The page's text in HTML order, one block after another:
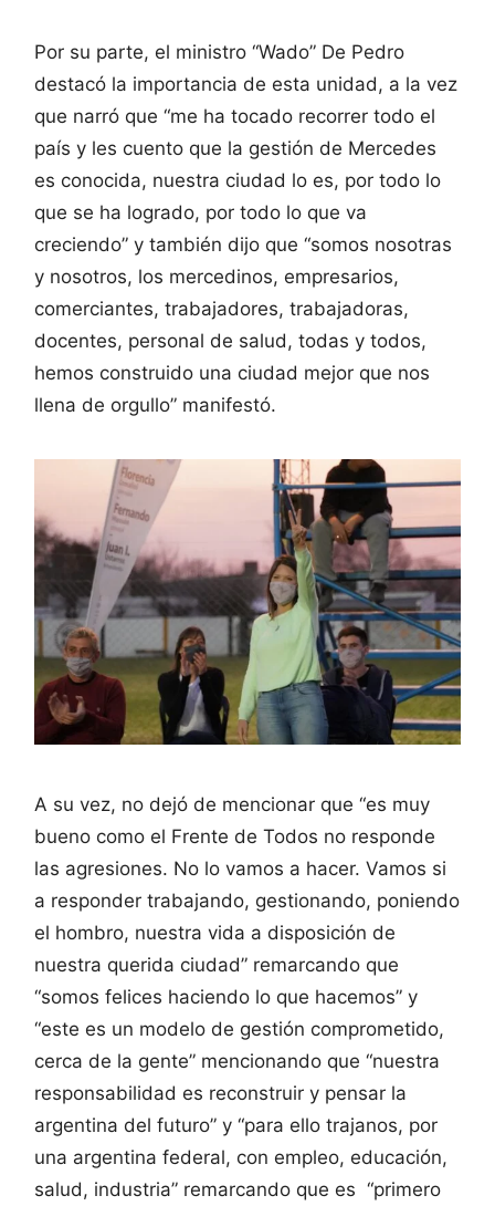
Por su parte, el ministro “Wado” De Pedro
destacó la importancia de esta unidad, a la vez
que narró que “me ha tocado recorrer todo el
país y les cuento que la gestión de Mercedes
es conocida, nuestra ciudad lo es, por todo lo
que se ha logrado, por todo lo que va
creciendo” y también dijo que “somos nosotras
y nosotros, los mercedinos, empresarios,
comerciantes, trabajadores, trabajadoras,
docentes, personal de salud, todas y todos,
hemos construido una ciudad mejor que nos
llena de orgullo” manifestó.
A su vez, no dejó de mencionar que “es muy
bueno como el Frente de Todos no responde
las agresiones. No lo vamos a hacer. Vamos si
a responder trabajando, gestionando, poniendo
el hombro, nuestra vida a disposición de
nuestra querida ciudad” remarcando que
“somos felices haciendo lo que hacemos” y
“este es un modelo de gestión comprometido,
cerca de la gente” mencionando que “nuestra
responsabilidad es reconstruir y pensar la
argentina del futuro” y “para ello trajanos, por
una argentina federal, con empleo, educación,
salud, industria” remarcando que es “primero